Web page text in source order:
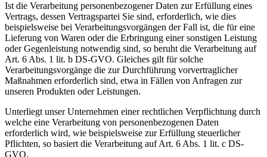
Ist die Verarbeitung personenbezogener Daten zur Erfüllung eines
Vertrags, dessen Vertragspartei Sie sind, erforderlich, wie dies
beispielsweise bei Verarbeitungsvorgängen der Fall ist, die für eine
Lieferung von Waren oder die Erbringung einer sonstigen Leistung
oder Gegenleistung notwendig sind, so beruht die Verarbeitung auf
Art. 6 Abs. 1 lit. b DS-GVO. Gleiches gilt für solche
Verarbeitungsvorgänge die zur Durchführung vorvertraglicher
Maßnahmen erforderlich sind, etwa in Fällen von Anfragen zur
unseren Produkten oder Leistungen.
Unterliegt unser Unternehmen einer rechtlichen Verpflichtung durch
welche eine Verarbeitung von personenbezogenen Daten
erforderlich wird, wie beispielsweise zur Erfüllung steuerlicher
Pflichten, so basiert die Verarbeitung auf Art. 6 Abs. 1 lit. c DS-
GVO.